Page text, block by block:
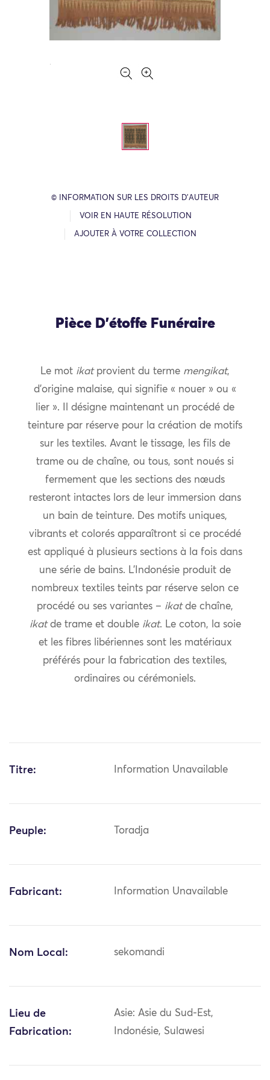
© INFORMATION SUR LES DROITS D’AUTEUR
VOIR EN HAUTE RÉSOLUTION
AJOUTER À VOTRE COLLECTION
Pièce D’étoffe Funéraire
Le mot ikatprovient du terme mengikat,
d’origine malaise, qui signifie « nouer » ou «
lier ». Il désigne maintenant un procédé de
teinture par réserve pour la création de motifs
sur les textiles. Avant le tissage, les fils de
trame ou de chaîne, ou tous, sont noués si
fermement que les sections des nœuds
resteront intactes lors de leur immersion dans
un bain de teinture. Des motifs uniques,
vibrants et colorés apparaîtront si ce procédé
est appliqué à plusieurs sections à la fois dans
une série de bains. L’Indonésie produit de
nombreux textiles teints par réserve selon ce
procédé ou ses variantes – ikatde chaîne,
ikatde trame et double ikat. Le coton, la soie
et les fibres libériennes sont les matériaux
préférés pour la fabrication des textiles,
ordinaires ou cérémoniels.
Titre: Information Unavailable
Peuple: Toradja
Fabricant: Information Unavailable
Nom Local: sekomandi
Lieu de
Fabrication:
Asie: Asie du Sud-Est,
Indonésie, Sulawesi